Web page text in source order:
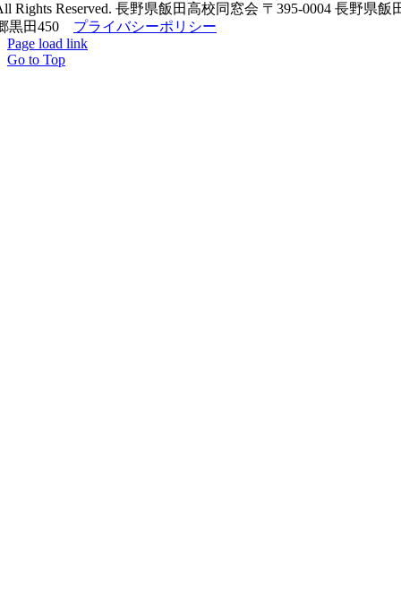
Rights Reserved. 長野県飯田高校同窓会 〒395-0004 長野県飯
黒田450 プライバシーポリシー
Page load link
Go to Top